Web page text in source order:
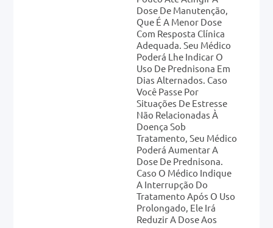
Dose De Manutenção,
Que É A Menor Dose
Com Resposta Clínica
Adequada. Seu Médico
Poderá Lhe Indicar O
Uso De Prednisona Em
Dias Alternados. Caso
Você Passe Por
Situações De Estresse
Não Relacionadas À
Doença Sob
Tratamento, Seu Médico
Poderá Aumentar A
Dose De Prednisona.
Caso O Médico Indique
A Interrupção Do
Tratamento Após O Uso
Prolongado, Ele Irá
Reduzir A Dose Aos